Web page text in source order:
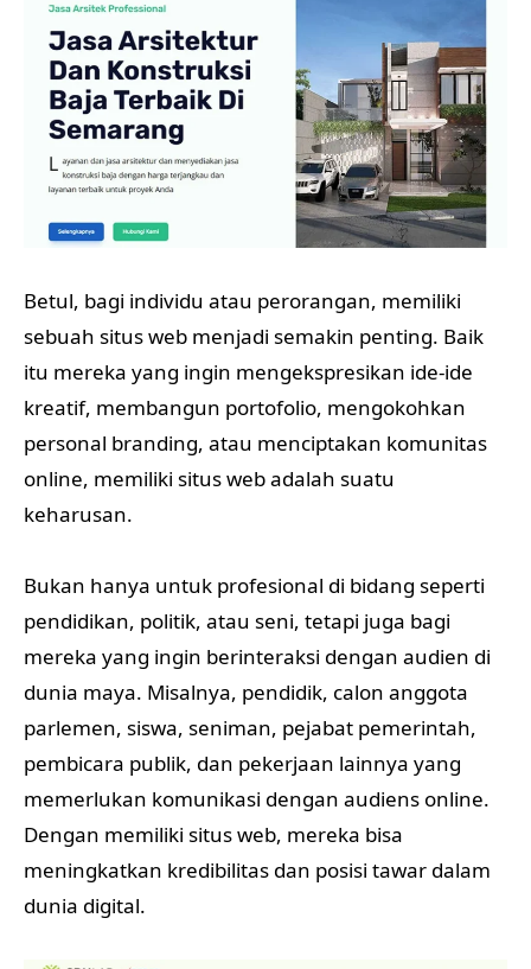
Betul, bagi individu atau perorangan, memiliki
sebuah situs web menjadi semakin penting. Baik
itu mereka yang ingin mengekspresikan ide-ide
kreatif, membangun portofolio, mengokohkan
personal branding, atau menciptakan komunitas
online, memiliki situs web adalah suatu
keharusan.
Bukan hanya untuk profesional di bidang seperti
pendidikan, politik, atau seni, tetapi juga bagi
mereka yang ingin berinteraksi dengan audien di
dunia maya. Misalnya, pendidik, calon anggota
parlemen, siswa, seniman, pejabat pemerintah,
pembicara publik, dan pekerjaan lainnya yang
memerlukan komunikasi dengan audiens online.
Dengan memiliki situs web, mereka bisa
meningkatkan kredibilitas dan posisi tawar dalam
dunia digital.